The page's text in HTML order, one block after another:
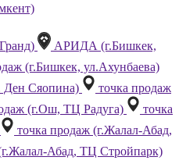
АРИДА (г.Бишкек,
(г.Бишкек, ул.Ахунбаева)
Ден Сяопина)
точка продаж
(г.Ош, ТЦ Радуга)
точка
точка продаж (г.Жалал-Абад,
Абад, ТЦ Стройпарк)